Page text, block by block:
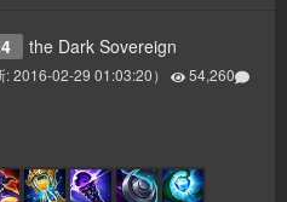
the Dark Sovereign
:2016-02-29 01:03:20）
54,260